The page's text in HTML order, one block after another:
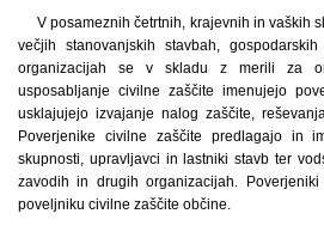
V posameznih četrtnih, krajevnih in vaških
večjih stanovanjskih stavbah,
organizacijah se v skladu z merili za
usposabljanje civilne zaščite imenujejo
usklajujejo izvajanje nalog zaščite,
Poverjenike civilne zaščite predlagajo in
skupnosti, upravljavci in lastniki stavb ter
zavodih in drugih organizacijah.
poveljniku civilne zaščite občine.